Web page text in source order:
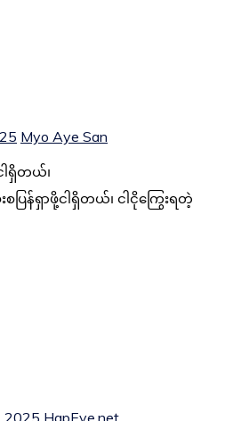
Myo Aye San
ရှိတယ်၊
ပြန်ရှာဖို့ငါရှိတယ်၊ ငါငိုကြွေးရတဲ့
2025 HapEye.net